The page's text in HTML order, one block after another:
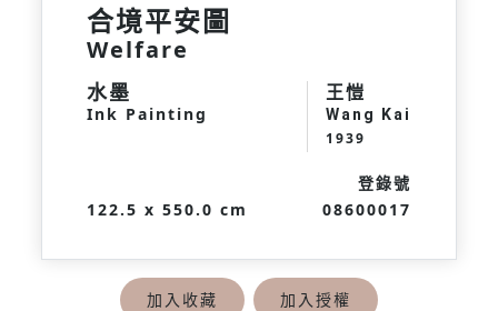
合境平安圖
Welfare
水墨
Ink Painting
王愷
Wang Kai
1939
122.5 x 550.0 cm
登錄號
08600017
加入收藏 加入授權